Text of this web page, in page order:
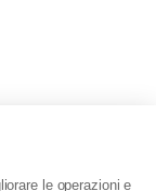
le operazioni e